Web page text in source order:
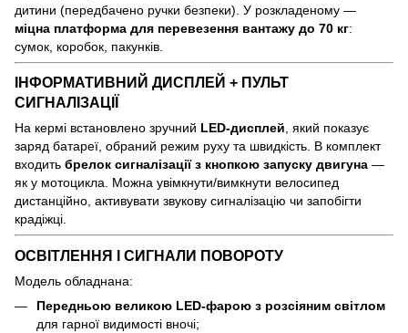
дитини (передбачено ручки безпеки). У розкладеному —
міцна платформа для перевезення вантажу до 70 кг:
сумок, коробок, пакунків.
ІНФОРМАТИВНИЙ ДИСПЛЕЙ + ПУЛЬТ
СИГНАЛІЗАЦІЇ
На кермі встановлено зручний LED-дисплей, який показує
заряд батареї, обраний режим руху та швидкість. В комплект
входить брелок сигналізації з кнопкою запуску двигуна —
як у мотоцикла. Можна увімкнути/вимкнути велосипед
дистанційно, активувати звукову сигналізацію чи запобігти
крадіжці.
ОСВІТЛЕННЯ І СИГНАЛИ ПОВОРОТУ
Модель обладнана:
Передньою великою LED-фарою з розсіяним світлом
для гарної видимості вночі;